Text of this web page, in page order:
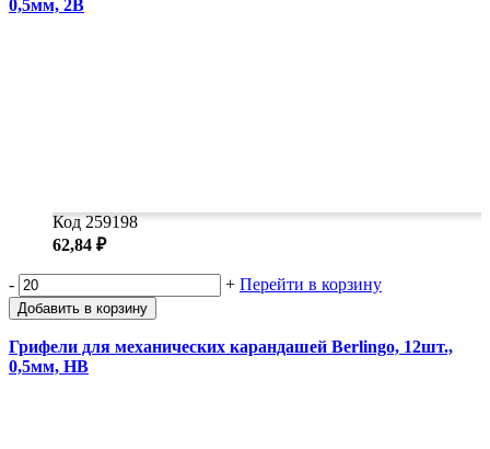
0,5мм, 2B
Код 259198
62,84 ₽
- + Перейти в корзину
Добавить в корзину
Грифели для механических карандашей Berlingo, 12шт.,
0,5мм, HB